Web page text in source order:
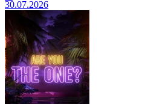
30.07.2026